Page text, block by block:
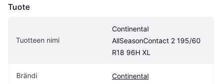
Tuote
Tuotteen nimi
Continental
AllSeasonContact 2 195/60
R18 96H XL
Brändi Continental